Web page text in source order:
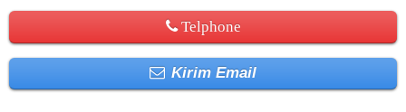
Telphone
Kirim Email